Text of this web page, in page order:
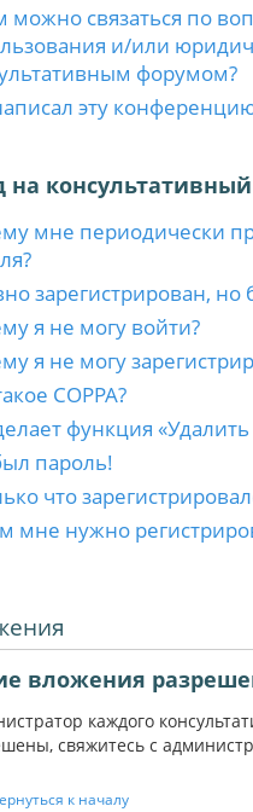
можно связаться по
и/или
форумом?
эту
на
мне периодически
зарегистрирован,
я не могу войти?
я не могу
COPPA?
функция «Удалить
пароль!
что
мне нужно
вложения
каждого
свяжитесь с
к началу